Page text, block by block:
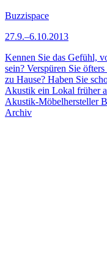
Buzzispace
27.9.–6.10.2013
Kennen Sie das Gefühl,
sein? Verspüren Sie
zu Hause? Haben Sie
Akustik ein Lokal früher
Akustik-Möbelhersteller
Archiv